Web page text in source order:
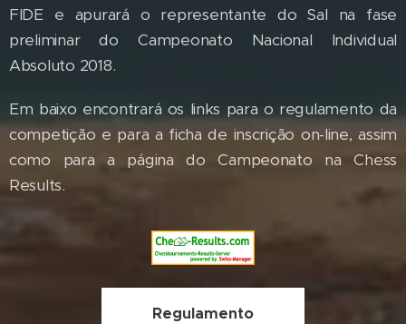
FIDE e apurará o representante do Sal na fase
preliminar do Campeonato Nacional Individual
Absoluto 2018.
Em baixo encontrará os links para o regulamento da
competição e para a ficha de inscrição on-line, assim
como para a página do Campeonato na Chess
Results.
Regulamento